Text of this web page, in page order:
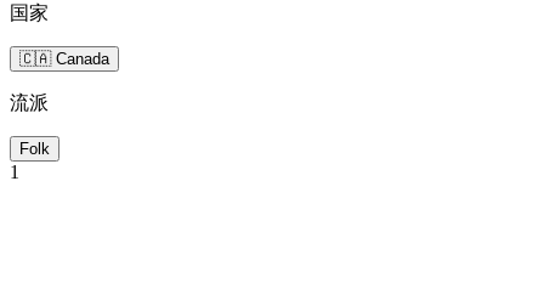
国家
🇨🇦 Canada
流派
Folk
1